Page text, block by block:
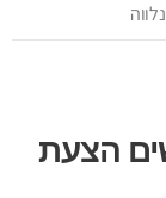
הצעת